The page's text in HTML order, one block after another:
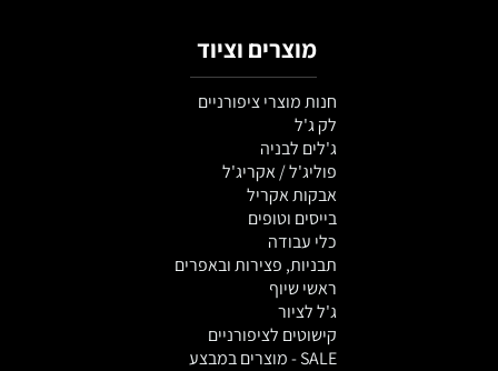
מוצרים וציוד
חנות מוצרי ציפורניים
לק ג'ל
ג'לים לבניה
פוליג'ל / אקריג'ל
אבקות אקריל
בייסים וטופים
כלי עבודה
תבניות, פצירות ובאפרים
ראשי שיוף
ג'ל לציור
קישוטים לציפורניים
SALE - מוצרים במבצע